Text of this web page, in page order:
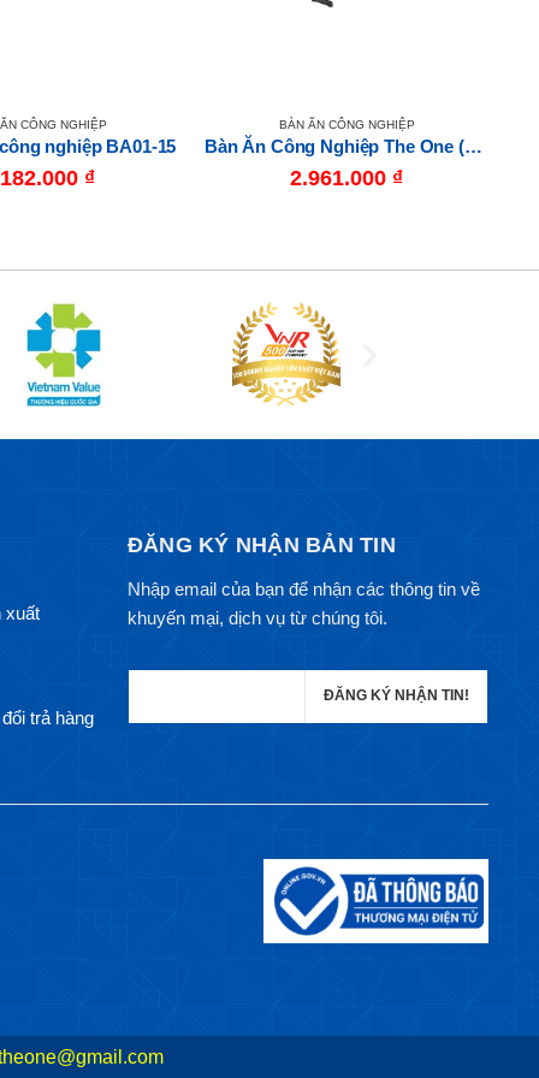
CÔNG NGHIỆP
nghiệp BA01-15
₫
BÀN ĂN CÔNG NGHIỆP
Bàn Ăn Công Nghiệp The One (Hòa Phát) BA05
2.961.000 ₫
xuất
trả hàng
ĐĂNG KÝ NHẬN BẢN TIN
Nhập email của bạn để nhận các thông tin về
khuyến mại, dịch vụ từ chúng tôi.